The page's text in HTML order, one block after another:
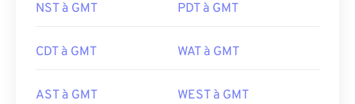
NST à GMT PDT à GMT
CDT à GMT WAT à GMT
AST à GMT WEST à GMT